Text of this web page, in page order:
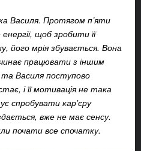
Василя. Протягом п’яти
щоб зробити її
його мрія збувається. Вона
працювати з іншим
Василя поступово
і її мотивація не така
спробувати кар'єру
вже не має сенсу.
почати все спочатку.